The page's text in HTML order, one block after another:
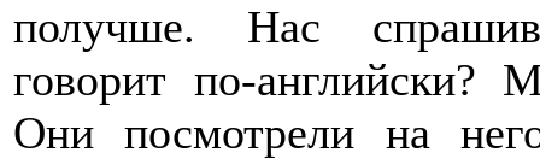
получше. Нас
говорит по-английски?
Они посмотрели на